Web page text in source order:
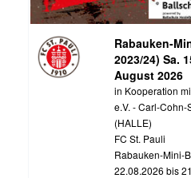
Rabauken-
2023/24) Sa.
August 2026
in Kooperation
e.V. - Carl-
(HALLE)
FC St. Pauli
Rabauken-Mini-
22.08.2026 bis